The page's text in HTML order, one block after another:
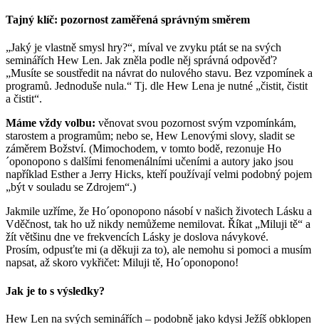
Tajný klíč: pozornost zaměřená správným směrem
„Jaký je vlastně smysl hry?“, míval ve zvyku ptát se na svých
seminářích Hew Len. Jak zněla podle něj správná odpověď?
„Musíte se soustředit na návrat do nulového stavu. Bez vzpomínek a
programů. Jednoduše nula.“ Tj. dle Hew Lena je nutné „čistit, čistit
a čistit“.
Máme vždy volbu: věnovat svou pozornost svým vzpomínkám,
starostem a programům; nebo se, Hew Lenovými slovy, sladit se
záměrem Božství. (Mimochodem, v tomto bodě, rezonuje Ho
´oponopono s dalšími fenomenálními učeními a autory jako jsou
například Esther a Jerry Hicks, kteří používají velmi podobný pojem
„být v souladu se Zdrojem“.)
Jakmile uzříme, že Ho´oponopono násobí v našich životech Lásku a
Vděčnost, tak ho už nikdy nemůžeme nemilovat. Říkat „Miluji tě“ a
žít většinu dne ve frekvencích Lásky je doslova návykové.
Prosím, odpusťte mi (a děkuji za to), ale nemohu si pomoci a musím
napsat, až skoro vykřičet: Miluji tě, Ho´oponopono!
Jak je to s výsledky?
Hew Len na svých seminářích – podobně jako kdysi Ježíš obklopen